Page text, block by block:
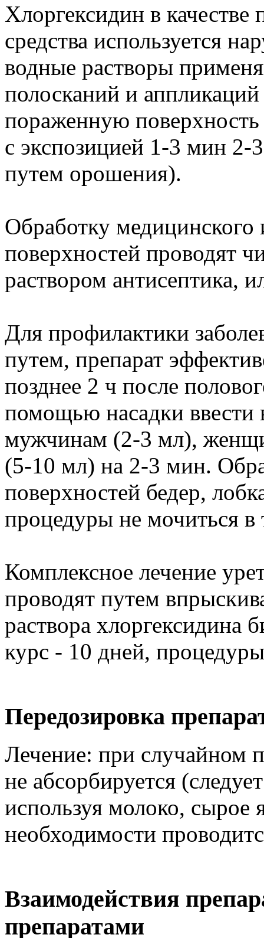
Хлоргексидин в качестве
средства используется
водные растворы
полосканий и
пораженную
с экспозицией 1-3 мин 2-
путем орошения).
Обработку медицинского
поверхностей проводят
раствором антисептика,
Для профилактики
путем, препарат
позднее 2 ч после
помощью насадки ввести
мужчинам (2-3 мл),
(5-10 мл) на 2-3 мин.
поверхностей бедер,
процедуры не мочиться в
Комплексное лечение
проводят путем
раствора хлоргексидина
курс - 10 дней,
Передозировка
Лечение: при случайном
не абсорбируется
используя молоко,
необходимости
Взаимодействия
препаратами